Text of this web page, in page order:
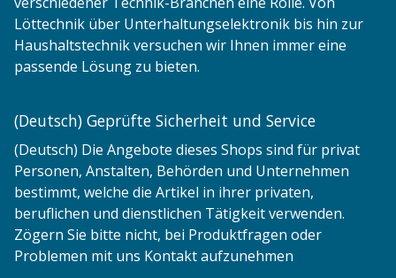
Löttechnik über Unterhaltungselektronik bis hin zur
Haushaltstechnik versuchen wir Ihnen immer eine
passende Lösung zu bieten.
(Deutsch) Geprüfte Sicherheit und Service
(Deutsch) Die Angebote dieses Shops sind für privat
Personen, Anstalten, Behörden und Unternehmen
bestimmt, welche die Artikel in ihrer privaten,
beruflichen und dienstlichen Tätigkeit verwenden.
Zögern Sie bitte nicht, bei Produktfragen oder
Problemen mit uns Kontakt aufzunehmen